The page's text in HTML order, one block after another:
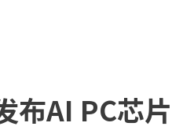
布AI PC芯片